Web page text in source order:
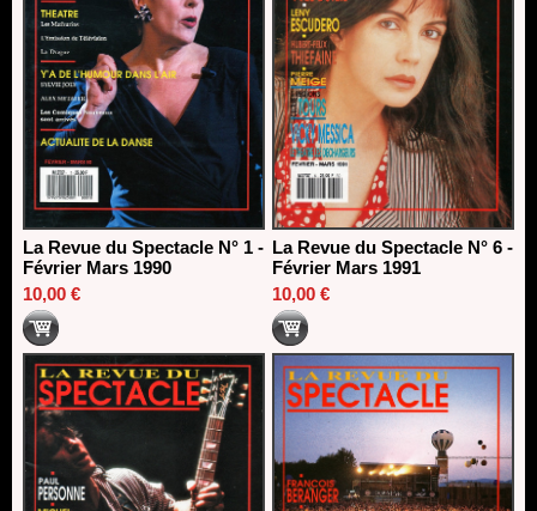
La Revue du Spectacle N° 1 -
Février Mars 1990
10,00 €
La Revue du Spectacle N° 6 -
Février Mars 1991
10,00 €